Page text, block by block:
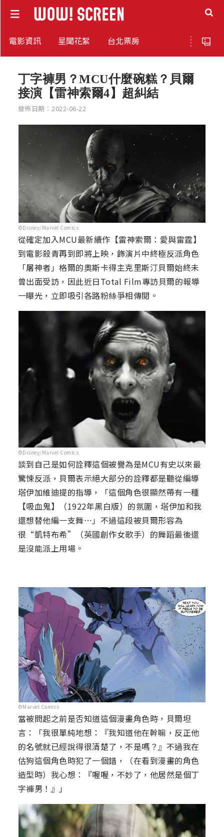
電影資訊 星聞花絮 台北票房
丁字褲男？MCU什麼碗糕？貝爾
接演【雷神索爾4】超糾結
發佈日期：2022-06-22
©Disney/Marvel Comics
從確定加入MCU最新續作【雷神索爾：愛與雷霆】
到電影殺青再到即將上映，飾演片中終極反派角色
「屠神者」格爾的奧斯卡得主克里斯汀貝爾始終未
曾出面受訪，因此近日Total Film專訪貝爾的報導
一曝光，立即吸引各路粉絲爭相傳閱。
©Disney/Marvel Comics
談到自己是如何詮釋這個被譽為是MCU有史以來最
驚悚反派，貝爾表示絕大部分的詮釋都是聽從編導
塔伊加維迪提的指導，「這個角色很顯然帶有一種
【吸血鬼】（1922年黑白版）的氛圍，塔伊加和我
還想替他編一支舞⋯」不過這段被貝爾形容為
很“凱特布希”（英國創作女歌手）的舞蹈最後還
是沒能派上用場。
©Marvel Comics
當被問起之前是否知道這個漫畫角色時，貝爾坦
言：「我很單純地想：『我知道他在幹嘛，反正他
的名號就已經說得很清楚了，不是嗎？』不過我在
估狗這個角色時犯了一個錯，（在看到漫畫的角色
造型時）我心想：『喔喔，不妙了，他居然是個丁
字褲男！』」